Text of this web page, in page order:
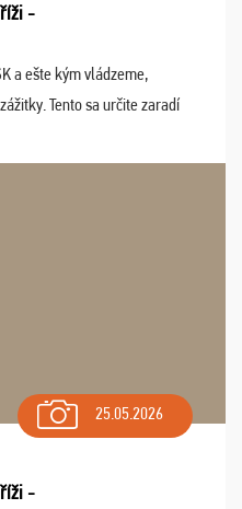
-
a ešte kým vládzeme,
Tento sa určite zaradí
dobrá parti ...
25.05.2026
-